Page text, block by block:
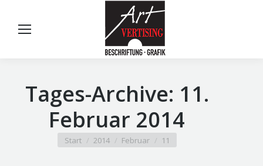
Tages-Archive: 11.
Februar 2014
Sie befinden sich hier:
Start 2014 Februar 11